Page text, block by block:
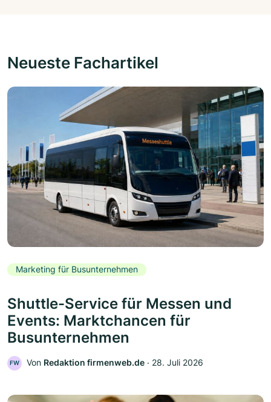
Neueste Fachartikel
Marketing für Busunternehmen
Shuttle-Service für Messen und
Events: Marktchancen für
Busunternehmen
FW Von Redaktion firmenweb.de ‧ 28. Juli 2026